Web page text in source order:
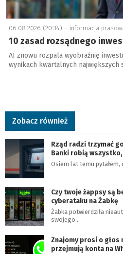
06.08.2026 (20:34) – informacja
10 zasad rozsądnego
AI znowu rozpala wyobraźnię
wynikach kwartalnych największych
Zobacz również
Rząd radzi trzymać
Banki robią
Osiem lat temu pytałem,
Czy twoje żappsy są
cyberataku na Żabkę
Żabka potwierdziła
swojego…
Znajomy prosi o głos
przejmują konta na